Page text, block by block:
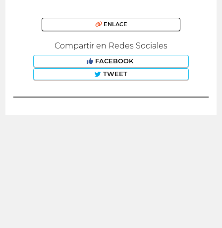
ENLACE
Compartir en Redes Sociales
FACEBOOK
TWEET